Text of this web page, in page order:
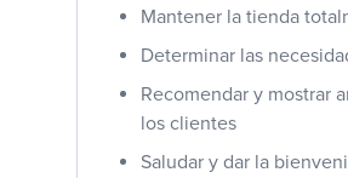
Mantener la tienda
Determinar las
Recomendar y mostrar
los clientes
Saludar y dar la